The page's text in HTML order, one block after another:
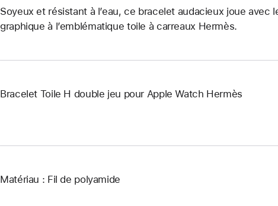
Soyeux et résistant à l’eau, ce bracelet audacieux joue
graphique à l’emblématique toile à carreaux Hermès.
Bracelet Toile H double jeu pour Apple Watch Hermès
Matériau : Fil de polyamide